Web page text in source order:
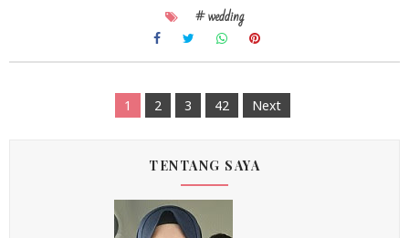
# wedding
1 2 3 42 Next
TENTANG SAYA